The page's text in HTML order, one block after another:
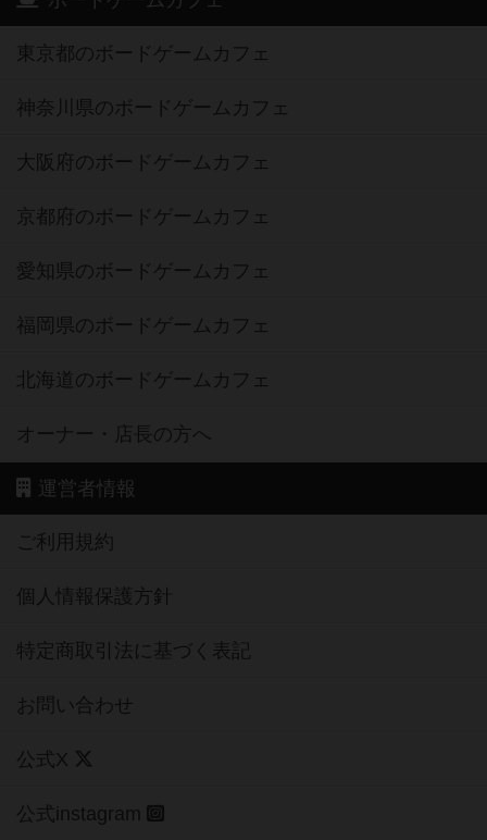
東京都のボードゲームカフェ
神奈川県のボードゲームカフェ
大阪府のボードゲームカフェ
京都府のボードゲームカフェ
愛知県のボードゲームカフェ
福岡県のボードゲームカフェ
北海道のボードゲームカフェ
オーナー・店長の方へ
運営者情報
ご利用規約
個人情報保護方針
特定商取引法に基づく表記
お問い合わせ
公式X
公式instagram